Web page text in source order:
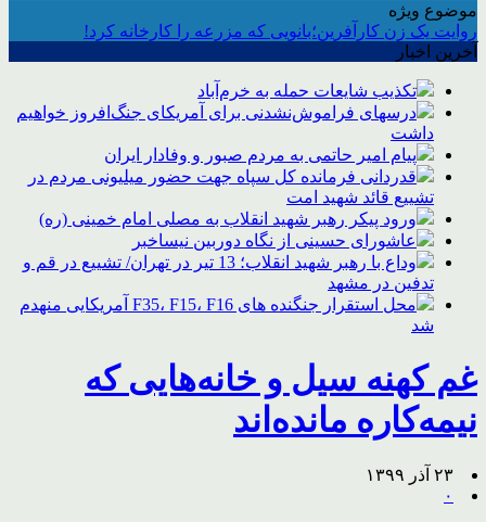
موضوع ویژه
روایت یک زن کارآفرین؛بانویی که مزرعه را کارخانه کرد!
آخرین اخبار
تکذیب شایعات حمله به خرم‌آباد
درسهای فراموش‌نشدنی برای آمریکای جنگ‌افروز خواهیم
داشت
پیام امیر حاتمی به مردم صبور و وفادار ایران
قدردانی فرمانده کل سپاه جهت حضور میلیونی مردم در
تشییع قائد شهید امت
ورود پیکر رهبر شهید انقلاب به مصلی امام خمینی (ره)
عاشورای حسینی از نگاه دوربین نیساخبر
وداع با رهبر شهید انقلاب؛ 13 تیر در تهران/ تشییع در قم و
تدفین در مشهد
محل استقرار جنگنده های F35، F15، F16 آمریکایی منهدم
شد
غم کهنه سیل و خانه‌هایی که
نیمه‌کاره مانده‌اند
۲۳ آذر ۱۳۹۹
۰